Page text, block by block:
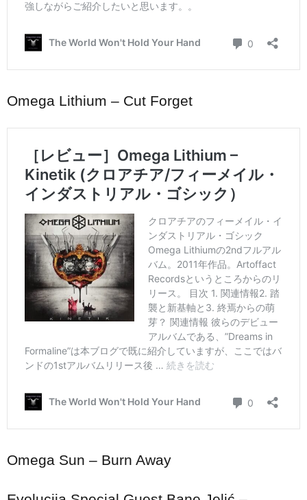
Omega Lithium – Cut Forget
Omega Sun – Burn Away